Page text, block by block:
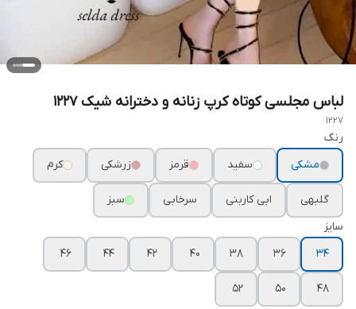
لباس مجلسی کوتاه کرپ زنانه و دخترانه شیک ۱۲۲۷
1227
رنگ
مشکی
سفید قرمز زرشکی کرم
گلبهی ابی کاربنی سرخابی
سبز
سایز
۳۴
۳۶ ۳۸ ۴۰ ۴۲ ۴۴ ۴۶
۴۸ ۵۰ ۵۲